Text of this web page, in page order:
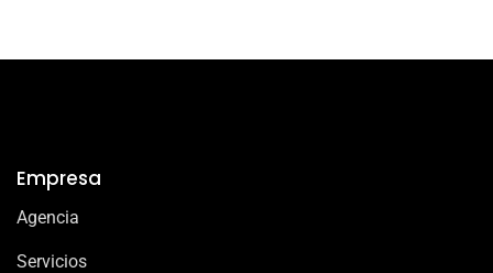
Empresa
Agencia
Servicios